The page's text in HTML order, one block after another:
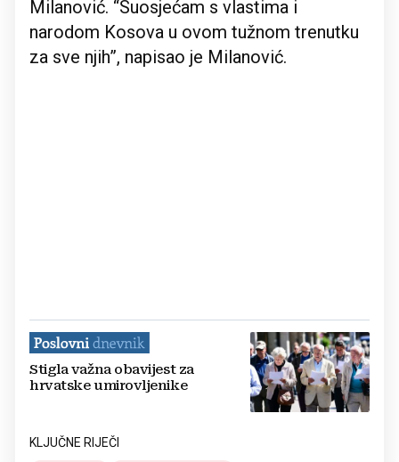
Milanović. “Suosjećam s vlastima i
narodom Kosova u ovom tužnom trenutku
za sve njih”, napisao je Milanović.
Stigla važna obavijest za
hrvatske umirovljenike
KLJUČNE RIJEČI